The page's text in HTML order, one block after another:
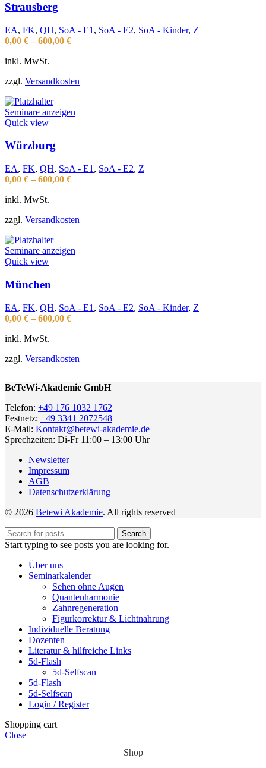
Strausberg
EA, FK, QH, SoA - E1 , SoA - E2, SoA - Kinder, Z
0,00 € – 600,00 €
inkl. MwSt.
zzgl. Versandkosten
Seminare anzeigen
Quick view
Würzburg
EA, FK, QH, SoA - E1 , SoA - E2, Z
0,00 € – 600,00 €
inkl. MwSt.
zzgl. Versandkosten
Seminare anzeigen
Quick view
München
EA, FK, QH, SoA - E1 , SoA - E2, SoA - Kinder, Z
0,00 € – 600,00 €
inkl. MwSt.
zzgl. Versandkosten
BeTeWi-Akademie GmbH
Telefon: +49 176 1032 1762
Festnetz: +49 3341 2072548
E-Mail: Kontakt@betewi-akademie.de
Sprechzeiten: Di-Fr 11:00 – 13:00 Uhr
Newsletter
Impressum
AGB
Datenschutzerklärung
© 2026 Betewi Akademie. All rights reserved
Search
Start typing to see posts you are looking for.
Über uns
Seminarkalender
Sehen ohne Augen
Quantenharmonie
Zahnregeneration
Figurkorrektur & Lichtnahrung
Individuelle Beratung
Dozenten
Literatur & hilfreiche Links
5d-Flash
5d-Selfscan
5d-Flash
5d-Selfscan
Login / Register
Shopping cart
Close
Shop